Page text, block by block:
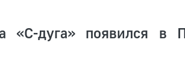
«С-дуга» появился в